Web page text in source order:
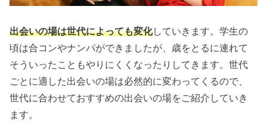
出会いの場は世代によっても変化していきます。学生の
頃は合コンやナンパができましたが、歳をとるに連れて
そういったこともやりにくくなったりしてきます。世代
ごとに適した出会いの場は必然的に変わってくるので、
世代に合わせておすすめの出会いの場をご紹介していき
ます。